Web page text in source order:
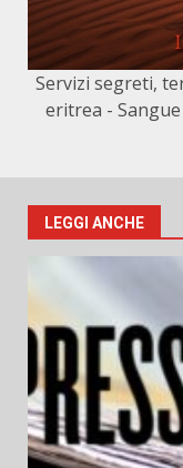
Servizi segreti,
eritrea -
LEGGI ANCHE